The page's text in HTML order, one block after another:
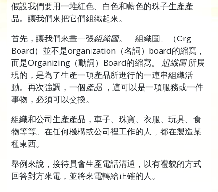
假設我們要用一堆紅色、白色和藍色的珠子生產產
品。讓我們來把它們組織起來。
首先，讓我們來畫一張組織圖。「組織圖」（Org
Board）並不是organization（名詞）board的縮寫，
而是Organizing（動詞）Board的縮寫。
組織圖所展
現的，是為了生產一項產品所進行的一連串組織活
動。再次強調，一個產品 ，這可以是一項服務或一件
事物，必須可以交換。
組織和公司生產產品，車子、珠寶、衣服、玩具、食
物等等。在任何機構或公司裡工作的人，都在製造某
種東西。
舉例來說，接待員會生產電話溝通，以有禮貌的方式
回答對方來電，並將來電轉給正確的人。